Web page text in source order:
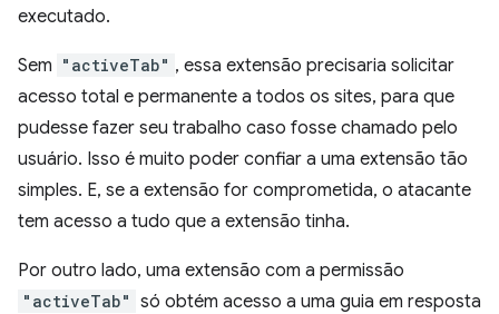
executado.
Sem "activeTab" , essa extensão precisaria solicitar
acesso total e permanente a todos os sites, para que
pudesse fazer seu trabalho caso fosse chamado pelo
usuário. Isso é muito poder confiar a uma extensão tão
simples. E, se a extensão for comprometida, o atacante
tem acesso a tudo que a extensão tinha.
Por outro lado, uma extensão com a permissão
"activeTab" só obtém acesso a uma guia em resposta